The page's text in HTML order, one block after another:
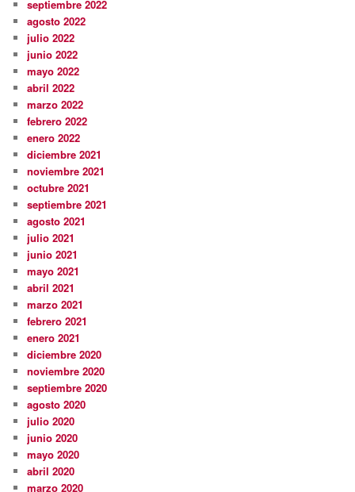
septiembre 2022
agosto 2022
julio 2022
junio 2022
mayo 2022
abril 2022
marzo 2022
febrero 2022
enero 2022
diciembre 2021
noviembre 2021
octubre 2021
septiembre 2021
agosto 2021
julio 2021
junio 2021
mayo 2021
abril 2021
marzo 2021
febrero 2021
enero 2021
diciembre 2020
noviembre 2020
septiembre 2020
agosto 2020
julio 2020
junio 2020
mayo 2020
abril 2020
marzo 2020